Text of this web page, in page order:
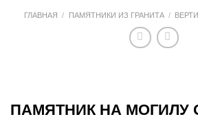
ГЛАВНАЯ / ПАМЯТНИКИ ИЗ ГРАНИТА /
ПАМЯТНИК НА МОГИЛУ